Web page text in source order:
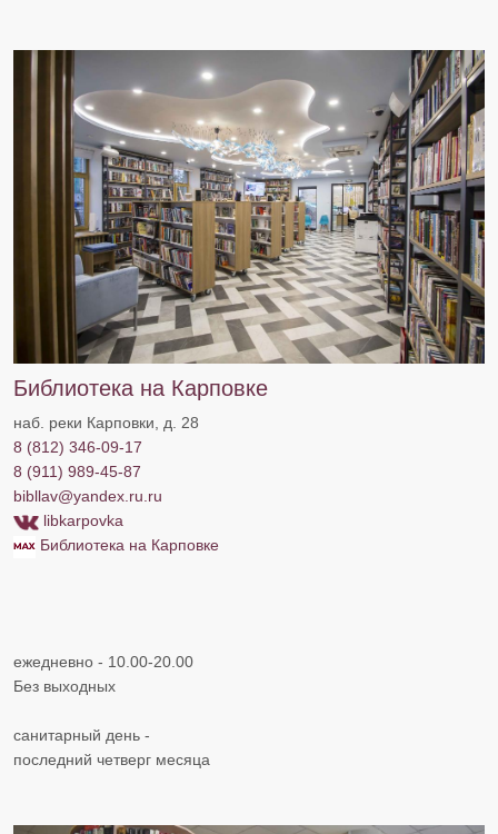
Библиотека на Карповке
наб. реки Карповки, д. 28
8 (812) 346-09-17
8 (911) 989-45-87
bibllav@yandex.ru.ru
libkarpovka
Библиотека на Карповке
ежедневно - 10.00-20.00
Без выходных
санитарный день -
последний четверг месяца